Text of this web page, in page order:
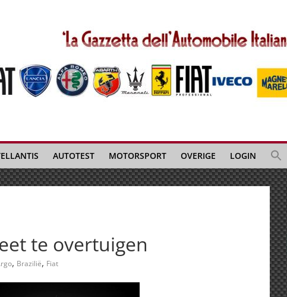
AUTOTEST MOTORSPORT OVERIGE LOGIN
te overtuigen
, Brazilië, Fiat